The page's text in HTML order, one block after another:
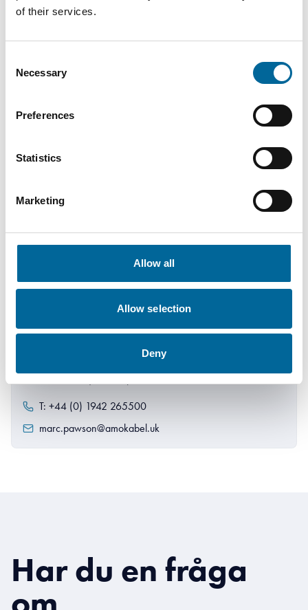
of their services.
Selection
Necessary
Preferences
Statistics
Marketing
Allow all
Allow selection
Deny
+46 481 750 877
T: +44 (0) 1942 265500
marc.pawson@amokabel.uk
Har du en fråga